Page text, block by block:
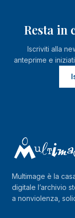
Resta in
Iscriviti alla
anteprime e
Multimage è la
digitale l’archivio
a nonviolenza,